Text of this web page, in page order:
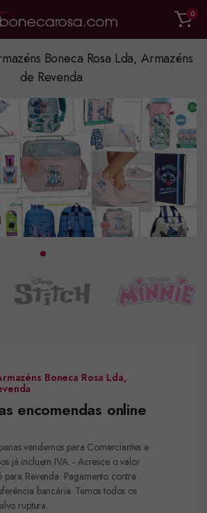
0
Boneca Rosa Lda, Armazéns
de Revenda
Boneca Rosa Lda,
encomendas online
vendemos para Comerciantes e
já incluem IVA. - Acresce o valor
para Revenda. Pagamento contra
bancária. Temos todos os
ruptura.